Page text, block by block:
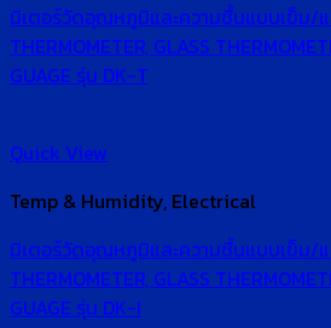
มิเตอร์วัดอุณหภูมิและความชื้นแบบเข็ม/
THERMOMETER, GLASS
GUAGE รุ่น DK-T
Quick View
Temp & Humidity, Electrical
มิเตอร์วัดอุณหภูมิและความชื้นแบบเข็ม/
THERMOMETER, GLASS
GUAGE รุ่น DK-I